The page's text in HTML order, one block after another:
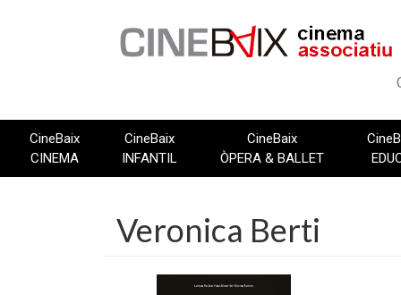
CineBaix
CINEMA
CineBaix
INFANTIL
CineBaix
ÒPERA & BALLET
Veronica Berti